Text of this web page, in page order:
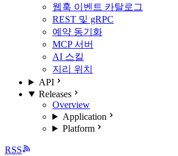
웹훅 이벤트 카탈로그
REST 및 gRPC
예약 동기화
MCP 서버
AI 스킬
지리 위치
API
Releases
Overview
Application
Platform
RSS